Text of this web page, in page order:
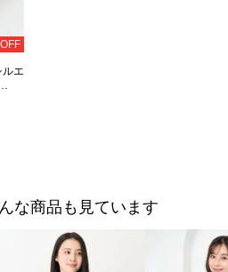
ルエ
な商品も見ています